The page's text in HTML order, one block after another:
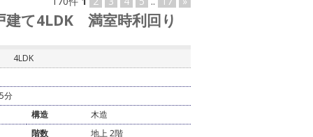
て4LDK 満室時利回り
4LDK
分
構造
木造
階数
地上 2階